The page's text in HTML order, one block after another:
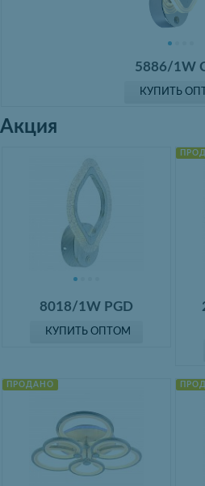
5886/1W
КУПИТЬ
Акция
8018/1W PGD
КУПИТЬ ОПТОМ
ПРОДАНО